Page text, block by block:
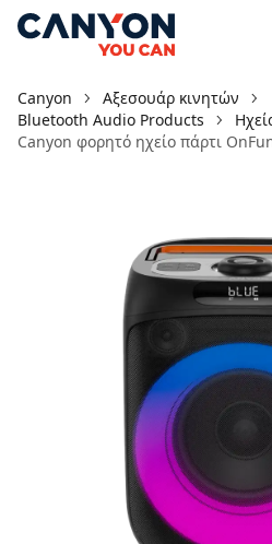
Canyon
Αξεσουάρ κινητών
Bluetooth Audio Products
Canyon φορητό ηχείο πάρτι